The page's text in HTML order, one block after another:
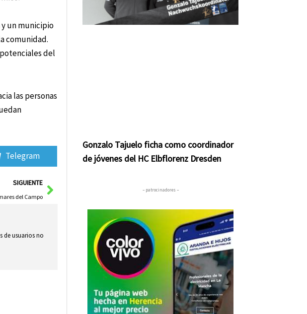
y un municipio
comunidad.
del
las personas
Telegram
SIGUIENTE
del Campo
Siguiente
de usuarios no
Gonzalo Tajuelo ficha como coordinador
de jóvenes del HC Elbflorenz Dresden
– patrocinadores –